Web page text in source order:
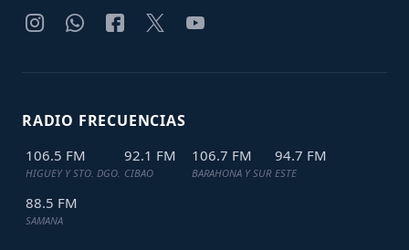
RADIO FRECUENCIAS
106.5 FM
HIGUEY Y STO. DGO.
92.1 FM
CIBAO
106.7 FM
BARAHONA Y SUR
94.7 FM
ESTE
88.5 FM
SAMANA